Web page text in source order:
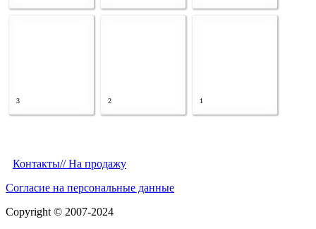
3 2 1
Контакты// На продажу
Согласие на персональные данные
Copyright © 2007-2024